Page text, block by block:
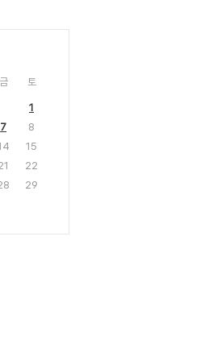
금 토
1
7
8
15
22
29